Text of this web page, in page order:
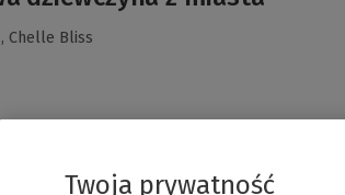
Chelle Bliss
Twoja prywatność